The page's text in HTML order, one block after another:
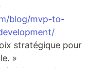
blog/mvp-to-
stratégique pour
»